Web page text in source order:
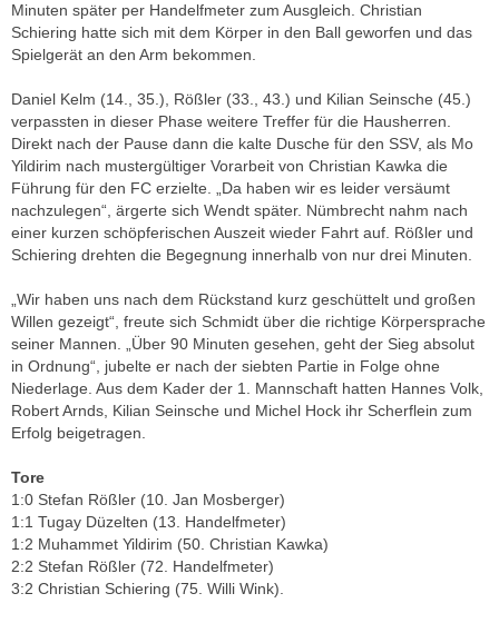
Minuten später per Handelfmeter zum Ausgleich. Christian
Schiering hatte sich mit dem Körper in den Ball geworfen und das
Spielgerät an den Arm bekommen.
Daniel Kelm (14., 35.), Rößler (33., 43.) und Kilian Seinsche (45.)
verpassten in dieser Phase weitere Treffer für die Hausherren.
Direkt nach der Pause dann die kalte Dusche für den SSV, als Mo
Yildirim nach mustergültiger Vorarbeit von Christian Kawka die
Führung für den FC erzielte. „Da haben wir es leider versäumt
nachzulegen“, ärgerte sich Wendt später. Nümbrecht nahm nach
einer kurzen schöpferischen Auszeit wieder Fahrt auf. Rößler und
Schiering drehten die Begegnung innerhalb von nur drei Minuten.
„Wir haben uns nach dem Rückstand kurz geschüttelt und großen
Willen gezeigt“, freute sich Schmidt über die richtige Körpersprache
seiner Mannen. „Über 90 Minuten gesehen, geht der Sieg absolut
in Ordnung“, jubelte er nach der siebten Partie in Folge ohne
Niederlage. Aus dem Kader der 1. Mannschaft hatten Hannes Volk,
Robert Arnds, Kilian Seinsche und Michel Hock ihr Scherflein zum
Erfolg beigetragen.
Tore
1:0 Stefan Rößler (10. Jan Mosberger)
1:1 Tugay Düzelten (13. Handelfmeter)
1:2 Muhammet Yildirim (50. Christian Kawka)
2:2 Stefan Rößler (72. Handelfmeter)
3:2 Christian Schiering (75. Willi Wink).